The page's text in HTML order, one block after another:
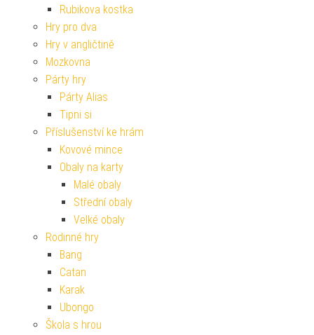
Rubikova kostka
Hry pro dva
Hry v angličtině
Mozkovna
Párty hry
Párty Alias
Tipni si
Příslušenství ke hrám
Kovové mince
Obaly na karty
Malé obaly
Střední obaly
Velké obaly
Rodinné hry
Bang
Catan
Karak
Ubongo
Škola s hrou